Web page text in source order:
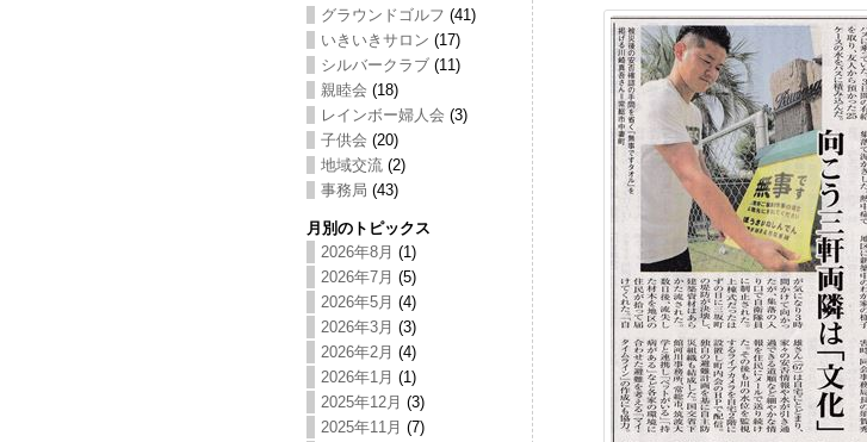
グラウンドゴルフ (41)
いきいきサロン (17)
シルバークラブ (11)
親睦会 (18)
レインボー婦人会 (3)
子供会 (20)
地域交流 (2)
事務局 (43)
月別のトピックス
2026年8月 (1)
2026年7月 (5)
2026年5月 (4)
2026年3月 (3)
2026年2月 (4)
2026年1月 (1)
2025年12月 (3)
2025年11月 (7)